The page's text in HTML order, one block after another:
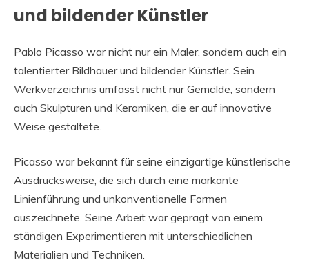
und bildender Künstler
Pablo Picasso war nicht nur ein Maler, sondern auch ein
talentierter Bildhauer und bildender Künstler. Sein
Werkverzeichnis umfasst nicht nur Gemälde, sondern
auch Skulpturen und Keramiken, die er auf innovative
Weise gestaltete.
Picasso war bekannt für seine einzigartige künstlerische
Ausdrucksweise, die sich durch eine markante
Linienführung und unkonventionelle Formen
auszeichnete. Seine Arbeit war geprägt von einem
ständigen Experimentieren mit unterschiedlichen
Materialien und Techniken.